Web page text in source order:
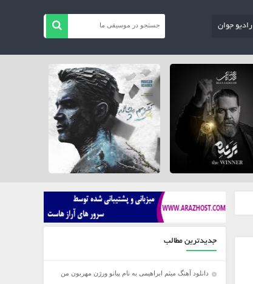
رادیو جوان
جدیدترین مطالب
دانلود آهنگ میثم ابراهیمی به نام پیانو ورژن مهربون من